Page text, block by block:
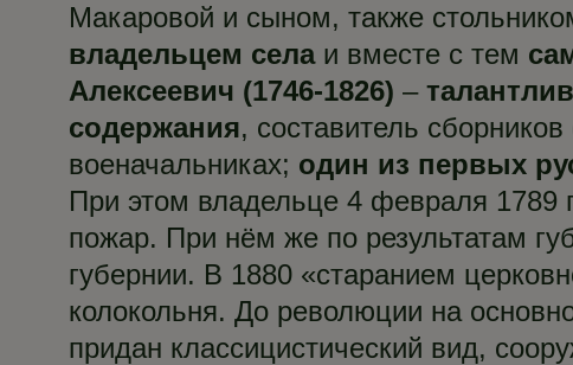
Макаровой и сыном, также
владельцем селаи вместе с тем
Алексеевич (1746-1826) –
содержания, составитель
военачальниках; один из первых
При этом владельце 4 февраля 1789
пожар. При нём же по результатам
губернии. В 1880 «старанием
колокольня. До революции на
придан классицистический вид,